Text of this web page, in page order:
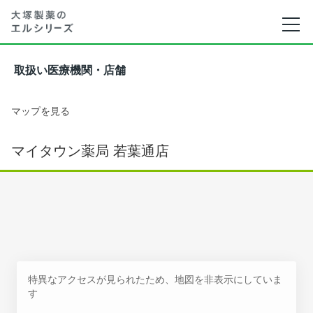
取扱い医療機関・店舗
マップを見る
マイタウン薬局 若葉通店
特異なアクセスが見られたため、地図を非表示にしていま
す